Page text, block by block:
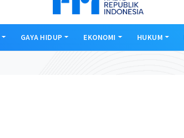
GAYA HIDUP EKONOMI HUKUM